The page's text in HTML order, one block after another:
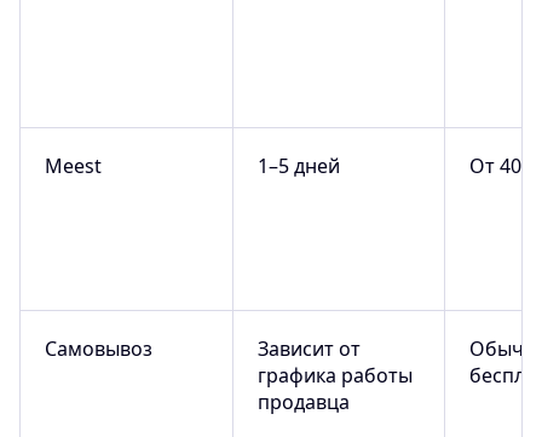
Meest 1–5 дней От
Самовывоз
Зависит от
графика работы
продавца